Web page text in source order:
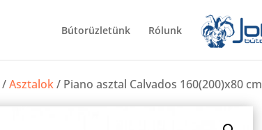
Bútorüzletünk Rólunk
/Asztalok/ Piano asztal Calvados 160(200)x80 cm